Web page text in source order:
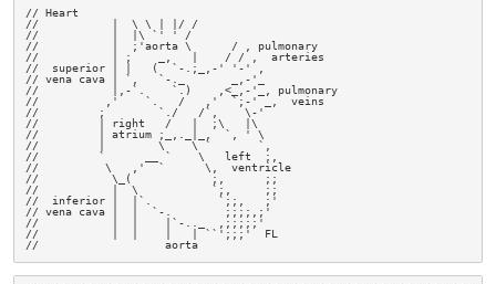
// Heart
//           |  \ \ | |/ /
//           |  |\ `' ' /
//           |  ;'aorta \      / , pulmonary
//           | ;    _,   |    / / ,  arteries
//  superior | |   (  `-.;_,-' '-' ,
// vena cava | `,   `-._       _,-'_
//           |,-`.    `.)    ,<_,-'_, pulmonary
//          ,'    `.   /   ,'  `;-' _,  veins
//         ;        `./   /`,    \-'
//         | right   /   |  ;\   |\
//         | atrium ;_,._|_,  `, ' \
//         |        \    \ `       `,
//         `      __ `    \   left  ;,
//          \   ,'  `      \,  ventricle
//           \_(            ;,      ;;
//           |  \           `;,     ;;
//  inferior |  |`.          `;;,   ;'
// vena cava |  |  `-.        ;;;;,;'
//           |  |    |`-.._  ,;;;;;'
//           |  |    |   | ``';;;'  FL
//                   aorta